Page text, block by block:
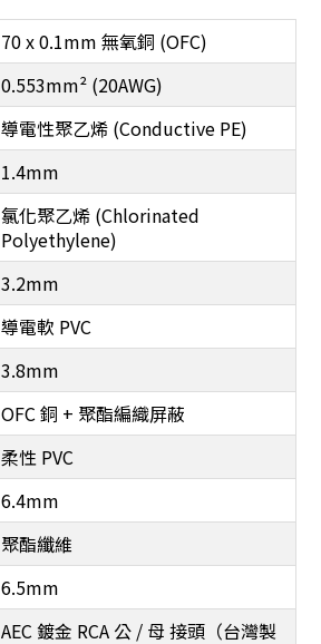
70 x 0.1mm 無氧銅 (OFC)
0.553mm² (20AWG)
導電性聚乙烯 (Conductive PE)
1.4mm
氯化聚乙烯 (Chlorinated
Polyethylene)
3.2mm
導電軟 PVC
3.8mm
OFC 銅 + 聚酯編織屏蔽
柔性 PVC
6.4mm
聚酯纖維
6.5mm
AEC 鍍金 RCA 公 / 母 接頭（台灣製